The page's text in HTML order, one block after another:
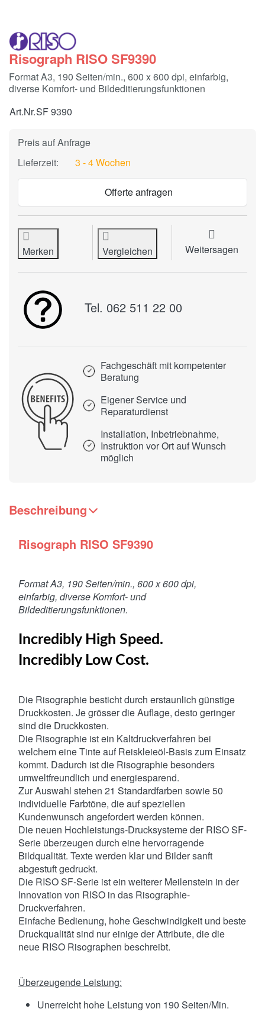
Risograph RISO SF9390
Format A3, 190 Seiten/min., 600 x 600 dpi, einfarbig,
diverse Komfort- und Bildeditierungsfunktionen
Art.Nr.SF 9390
Preis auf Anfrage
Lieferzeit:
3 - 4 Wochen
Offerte anfragen
Merken Vergleichen Weitersagen
Tel. 062 511 22 00
Fachgeschäft mit kompetenter
Beratung
Eigener Service und
Reparaturdienst
Installation, Inbetriebnahme,
Instruktion vor Ort auf Wunsch
möglich
Beschreibung
Risograph RISO SF9390
Format A3, 190 Seiten/min., 600 x 600 dpi,
einfarbig, diverse Komfort- und
Bildeditierungsfunktionen.
Incredibly High Speed.
Incredibly Low Cost.
Die Risographie besticht durch erstaunlich günstige
Druckkosten. Je grösser die Auflage, desto geringer
sind die Druckkosten.
Die Risographie ist ein Kaltdruckverfahren bei
welchem eine Tinte auf Reiskleieöl-Basis zum Einsatz
kommt. Dadurch ist die Risographie besonders
umweltfreundlich und energiesparend.
Zur Auswahl stehen 21 Standardfarben sowie 50
individuelle Farbtöne, die auf speziellen
Kundenwunsch angefordert werden können.
Die neuen Hochleistungs-Drucksysteme der RISO SF-
Serie überzeugen durch eine hervorragende
Bildqualität. Texte werden klar und Bilder sanft
abgestuft gedruckt.
Die RISO SF-Serie ist ein weiterer Meilenstein in der
Innovation von RISO in das Risographie-
Druckverfahren.
Einfache Bedienung, hohe Geschwindigkeit und beste
Druckqualität sind nur einige der Attribute, die die
neue RISO Risographen beschreibt.
Überzeugende Leistung:
Unerreicht hohe Leistung von 190 Seiten/Min.